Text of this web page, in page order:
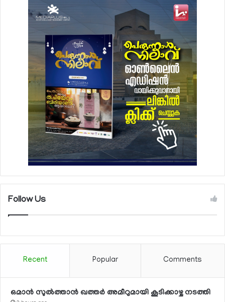
Follow Us
Recent Popular Comments
ഒമാന്‍ സുല്‍ത്താന്‍ ഖത്തര്‍ അമീറുമായി കൂടിക്കാഴ്ച നടത്തി